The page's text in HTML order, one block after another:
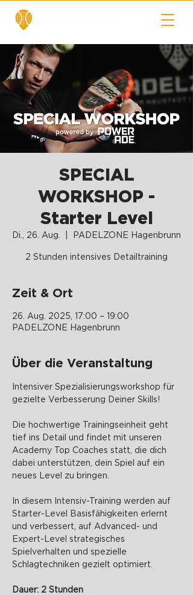
SPECIAL
WORKSHOP -
Starter Level
Di., 26. Aug. PADELZONE Hagenbrunn
2 Stunden intensives Detailtraining
Zeit & Ort
26. Aug. 2025, 17:00 – 19:00
PADELZONE Hagenbrunn
Über die Veranstaltung
Intensiver Spezialisierungsworkshop für
gezielte Verbesserung Deiner Skills!
Die hochwertige Trainingseinheit geht
tief ins Detail und findet mit unseren
Academy Top Coaches statt, die dich
dabei unterstützen, dein Spiel auf ein
neues Level zu bringen.
In diesem Intensiv-Training werden auf
Starter-Level Basisfähigkeiten erlernt
und verbessert, auf Advanced- und
Expert-Level strategisches
Spielverhalten und spezielle
Schlagtechniken gezielt optimiert.
Dauer: 2 Stunden